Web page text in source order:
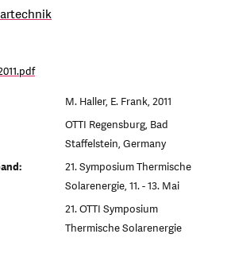
M. Haller, E. Frank, 2011
OTTI Regensburg, Bad
Staffelstein, Germany
21. Symposium Thermische
Solarenergie, 11. - 13. Mai
21. OTTI Symposium
Thermische Solarenergie